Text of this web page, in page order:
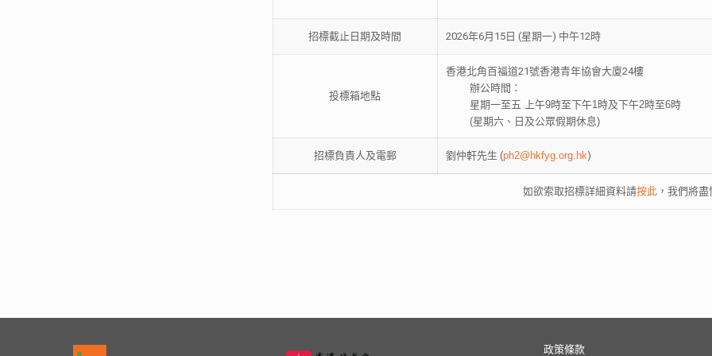
招標截止日期及時間 2026年6月15日 (星期一) 中午12時
投標箱地點
香港北角百福道21號香港青年協會大廈24樓
辦公時間：
星期一至五 上午9時至下午1時及下午2時至6時
(星期六、日及公眾假期休息)
招標負責人及電郵 劉仲軒先生 (ph2@hkfyg.org.hk)
如欲索取招標詳細資料請按此 ，我們將盡
政策條款